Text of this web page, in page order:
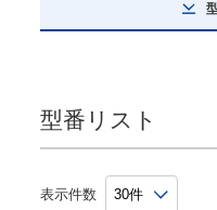
型番リスト
表示件数